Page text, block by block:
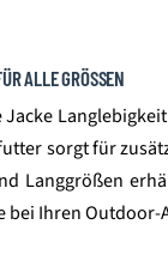
ALLE GRÖSSEN
sorgt für
Langgrößen
bei Ihren